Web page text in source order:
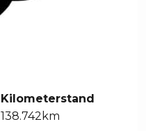
Kilometerstand
138.742km